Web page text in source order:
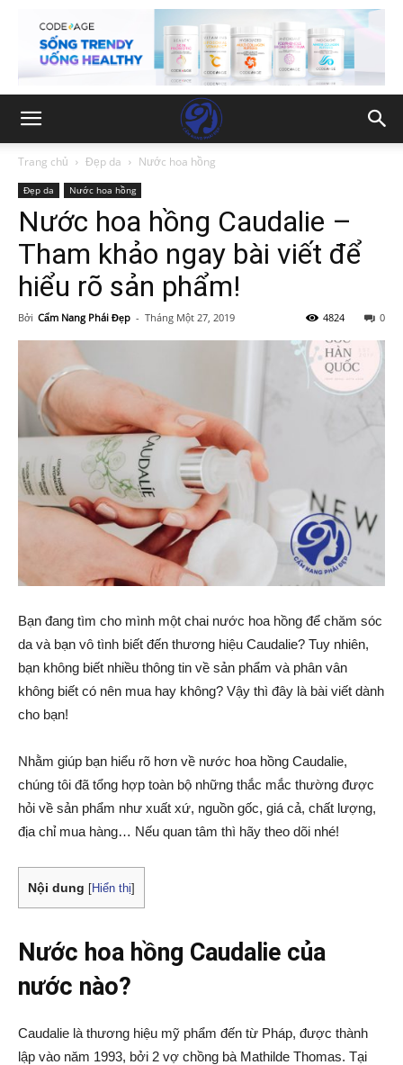
Trang chủ Đẹp da Nước hoa hồng
Đẹp da Nước hoa hồng
Nước hoa hồng Caudalie –
Tham khảo ngay bài viết để
hiểu rõ sản phẩm!
Bởi Cẩm Nang Phái Đẹp - Tháng Một 27, 2019 0
4824
Bạn đang tìm cho mình một chai nước hoa hồng để chăm sóc
da và bạn vô tình biết đến thương hiệu Caudalie? Tuy nhiên,
bạn không biết nhiều thông tin về sản phẩm và phân vân
không biết có nên mua hay không? Vậy thì đây là bài viết dành
cho bạn!
Nhằm giúp bạn hiểu rõ hơn về nước hoa hồng Caudalie,
chúng tôi đã tổng hợp toàn bộ những thắc mắc thường được
hỏi về sản phẩm như xuất xứ, nguồn gốc, giá cả, chất lượng,
địa chỉ mua hàng… Nếu quan tâm thì hãy theo dõi nhé!
Nội dung [Hiển thị]
Nước hoa hồng Caudalie của
nước nào?
Caudalie là thương hiệu mỹ phẩm đến từ Pháp, được thành
lập vào năm 1993, bởi 2 vợ chồng bà Mathilde Thomas. Tại